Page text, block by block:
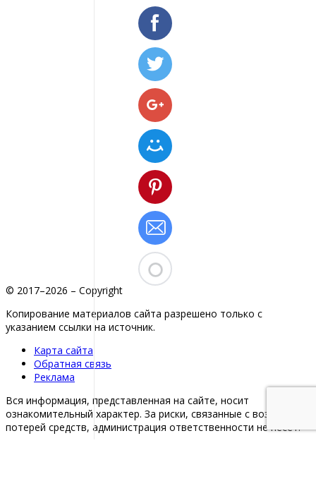
© 2017–2026 – Copyright
Копирование материалов сайта разрешено только с
указанием ссылки на источник.
Карта сайта
Обратная связь
Реклама
Вся информация, представленная на сайте, носит
ознакомительный характер. За риски, связанные с возможной
потерей средств, администрация ответственности не несет.